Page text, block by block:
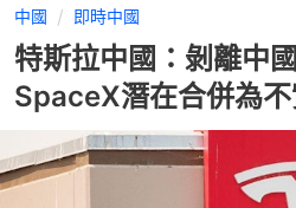
中國 即時中國
特斯拉中國：剝離中
SpaceX潛在合併為